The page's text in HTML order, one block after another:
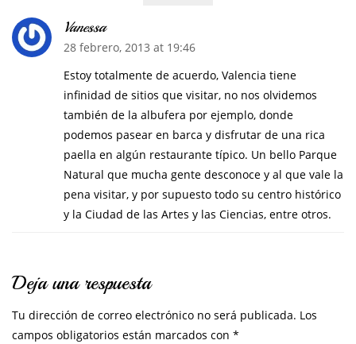
Vanessa
28 febrero, 2013 at 19:46
Estoy totalmente de acuerdo, Valencia tiene
infinidad de sitios que visitar, no nos olvidemos
también de la albufera por ejemplo, donde
podemos pasear en barca y disfrutar de una rica
paella en algún restaurante típico. Un bello Parque
Natural que mucha gente desconoce y al que vale la
pena visitar, y por supuesto todo su centro histórico
y la Ciudad de las Artes y las Ciencias, entre otros.
Deja una respuesta
Tu dirección de correo electrónico no será publicada. Los
campos obligatorios están marcados con *